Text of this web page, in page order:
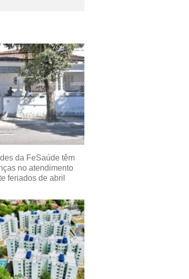
da FeSaúde têm
no atendimento
feriados de abril